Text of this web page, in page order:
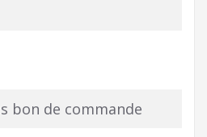
bon de commande